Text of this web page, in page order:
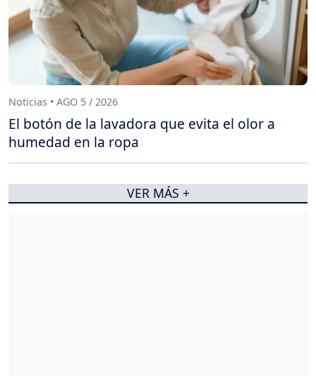
Noticias • AGO 5 / 2026
El botón de la lavadora que evita el olor a
humedad en la ropa
VER MÁS +